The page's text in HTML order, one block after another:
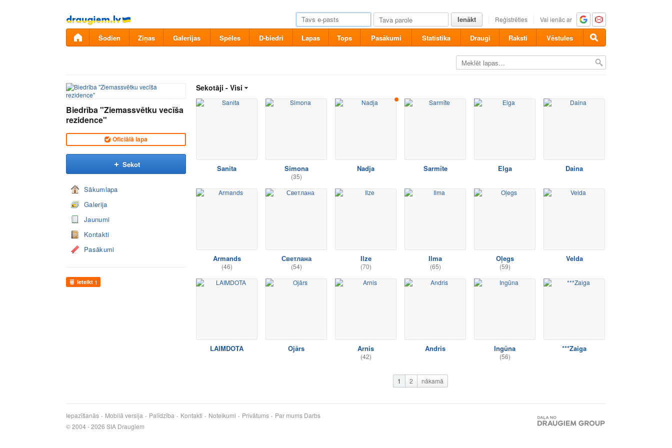
Pāriet
uz
saturu
Ienākt Reģistrēties Vai ienāc ar
Šodien Ziņas Galerijas Spēles D-biedri Lapas Tops Pasākumi Statistika Draugi Raksti Vēstules
Biedrība "Ziemassvētku vecīša
rezidence"
Oficiālā lapa
Sekot
Sākumlapa
Galerija
Jaunumi
Kontakti
Pasākumi
Ieteikt 1
Sekotāji - Visi
Sanita Simona
(35)
Nadja Sarmīte Elga Daina
Armands
(46)
Светлана
(54)
Ilze
(70)
Ilma
(65)
Oļegs
(59)
Velda
LAIMDOTA Ojārs Arnis
(42)
Andris Ingūna
(56)
***Zaiga
1 2 nākamā
Iepazīšanās Mobilā versija Palīdzība Kontakti Noteikumi Privātums Par mums Darbs
© 2004 - 2026 SIA Draugiem